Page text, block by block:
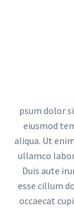
psum dolor
eiusmod
aliqua. Ut
ullamco
Duis aute
esse cillum
occaecat